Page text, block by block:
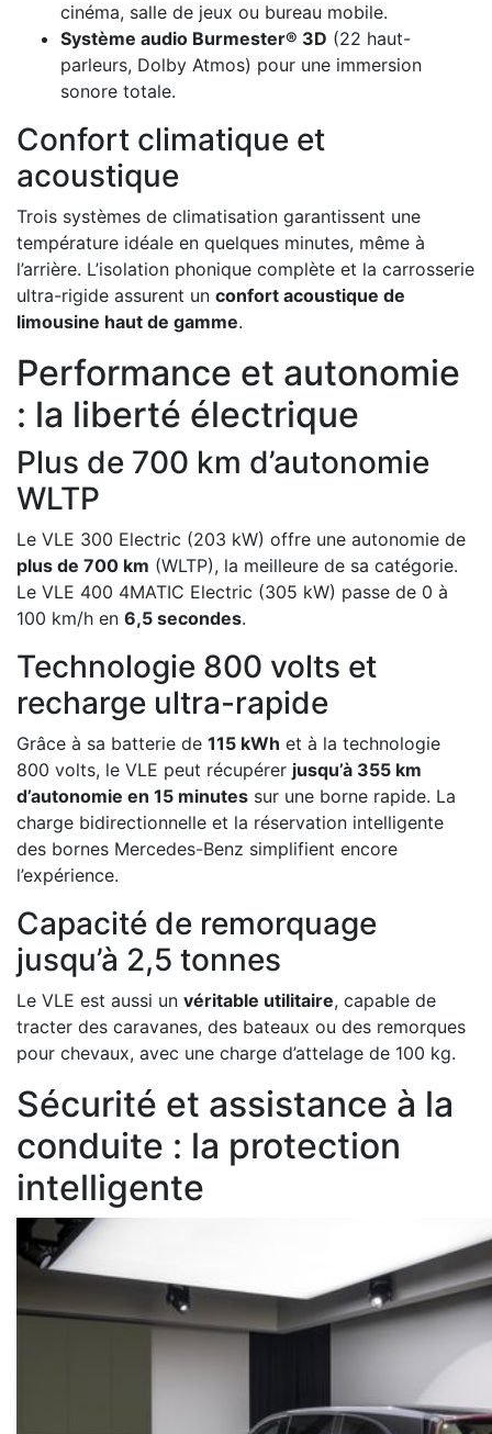
cinéma, salle de jeux ou bureau mobile.
Système audio Burmester® 3D (22 haut-
parleurs, Dolby Atmos) pour une immersion
sonore totale.
Confort climatique et
acoustique
Trois systèmes de climatisation garantissent une
température idéale en quelques minutes, même à
l’arrière. L’isolation phonique complète et la carrosserie
ultra-rigide assurent un confort acoustique de
limousine haut de gamme.
Performance et autonomie
: la liberté électrique
Plus de 700 km d’autonomie
WLTP
Le VLE 300 Electric (203 kW) offre une autonomie de
plus de 700 km (WLTP), la meilleure de sa catégorie.
Le VLE 400 4MATIC Electric (305 kW) passe de 0 à
100 km/h en 6,5 secondes.
Technologie 800 volts et
recharge ultra-rapide
Grâce à sa batterie de 115 kWh et à la technologie
800 volts, le VLE peut récupérer jusqu’à 355 km
d’autonomie en 15 minutes sur une borne rapide. La
charge bidirectionnelle et la réservation intelligente
des bornes Mercedes-Benz simplifient encore
l’expérience.
Capacité de remorquage
jusqu’à 2,5 tonnes
Le VLE est aussi un véritable utilitaire, capable de
tracter des caravanes, des bateaux ou des remorques
pour chevaux, avec une charge d’attelage de 100 kg.
Sécurité et assistance à la
conduite : la protection
intelligente